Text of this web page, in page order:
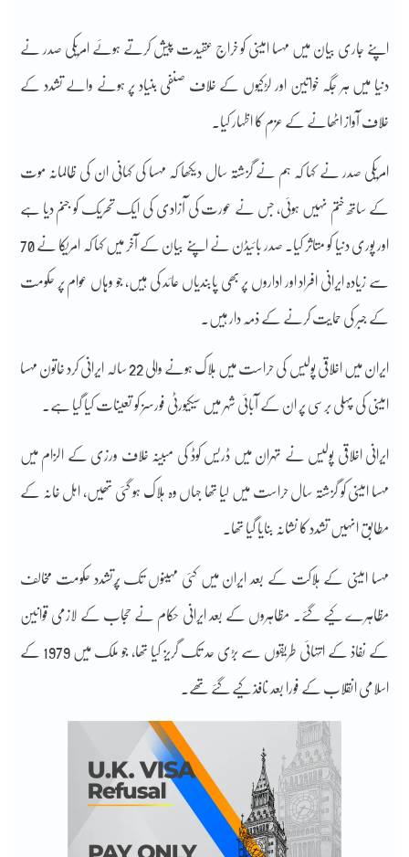
اپنے جاری بیان میں مہسا امینی کو خراج عقیدت پیش کرتے ہوئے امریکی صدر نے
دنیا میں ہر جگہ خواتین اور لڑکیوں کے خلاف صنفی بنیاد پر ہونے والے تشدد کے
خلاف آواز اٹھانے کے عزم کا اظہار کیا۔
امریکی صدر نے کہا کہ ہم نے گزشتہ سال دیکھا کہ مہسا کی کہانی ان کی ظالمانہ موت
کے ساتھ ختم نہیں ہوئی، جس نے عورت کی آزادی کی ایک تحریک کو جنم دیا ہے
اور پوری دنیا کو متاثر کیا۔ صدر بائیڈن نے اپنے بیان کے آخر میں کہا کہ امریکا نے 70
سے زیادہ ایرانی افراد اور اداروں پر بھی پابندیاں عائد کی ہیں، جو وہاں عوام پر حکومت
کے جبر کی حمایت کرنے کے ذمہ دار ہیں۔
ایران میں اخلاقی پولیس کی حراست میں ہلاک ہونے والی 22 سالہ ایرانی کرد خاتون مہسا
امینی کی پہلی برسی پر ان کے آبائی شہر میں سیکیورٹی فورسز کو تعینات کیا گیا ہے۔
ایرانی اخلاقی پولیس نے تہران میں ڈریس کوڈ کی مبینہ خلاف ورزی کے الزام میں
مہسا امینی کو گزشتہ سال حراست میں لیا تھا جہاں وہ ہلاک ہو گئی تھیں، اہل خانہ کے
مطابق انہیں تشدد کا نشانہ بنایا گیا تھا۔
مہسا امینی کے ہلاکت کے بعد ایران میں کئی مہینوں تک پُرتشدد حکومت مخالف
مظاہرے کیے گئے۔ مظاہروں کے بعد ایرانی حکام نے حجاب کے لازمی قوانین
کے نفاذ کے انتہائی طریقوں سے بڑی حد تک گریز کیا تھا، جو ملک میں 1979 کے
اسلامی انقلاب کے فورا بعد نافذ کیے گئے تھے۔